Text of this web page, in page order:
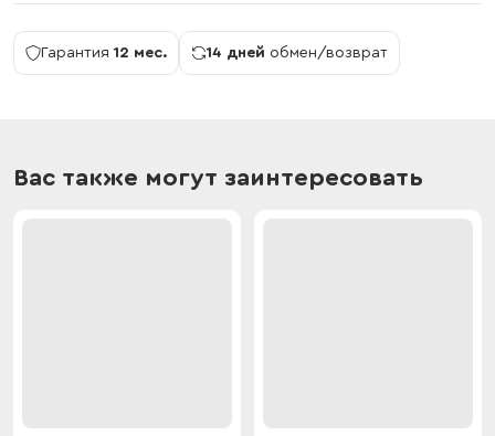
Гарантия 12 мес. 14 дней обмен/возврат
Вас также могут заинтересовать